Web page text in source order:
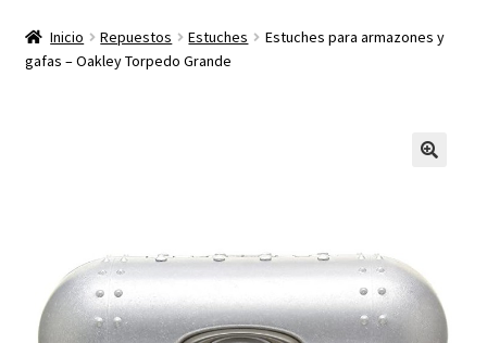
Inicio Repuestos Estuches
Estuches para armazones y
gafas – Oakley Torpedo Grande